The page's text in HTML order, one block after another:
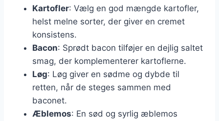
Kartofler: Vælg en god mængde kartofler,
helst melne sorter, der giver en cremet
konsistens.
Bacon: Sprødt bacon tilføjer en dejlig saltet
smag, der komplementerer kartoflerne.
Løg: Løg giver en sødme og dybde til
retten, når de steges sammen med
baconet.
Æblemos: En sød og syrlig æblemos